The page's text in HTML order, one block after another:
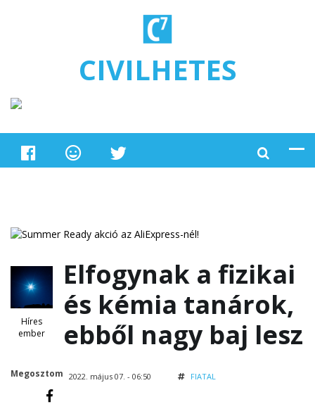
CIVILHETES
Híres
ember
Megosztom
Elfogynak a fizikai
és kémia tanárok,
ebből nagy baj lesz
2022. május 07. - 06:50 FIATAL